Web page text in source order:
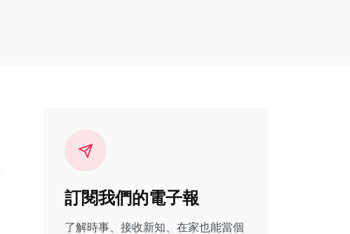
訂閱我們的電子報
了解時事、接收新知、在家也能當個